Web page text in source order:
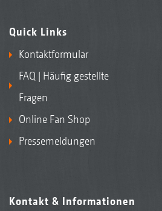
Quick Links
Kontaktformular
FAQ | Häufig gestellte
Fragen
Online Fan Shop
Pressemeldungen
Kontakt & Informationen